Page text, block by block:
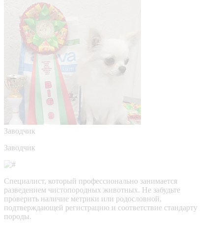
Заводчик
Заводчик
Специалист, который профессионально занимается
разведением чистопородных животных. Не забудьте
проверить наличие метрики или родословной,
подтверждающей регистрацию и соответствие стандарту
породы.